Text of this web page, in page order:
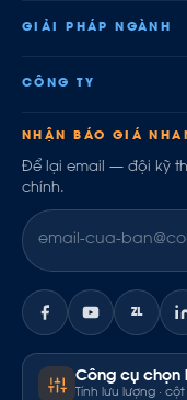
GIẢI PHÁP NGÀNH
CÔNG TY
NHẬN BÁO GIÁ
Để lại email — đội kỹ
chính.
ZL
Công cụ chọn
Tính lưu lượng ·